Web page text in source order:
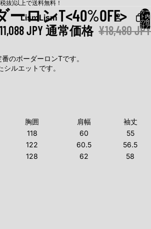
抜)以上で送料無料！
Lism Lism
カー
ト内
の合
計ア
イテ
ロンT<40%OFF>
JPY通常価格 ¥18,480 JPY
のボーダーロンTです。
ルエットです。
胸囲 肩幅
袖丈
118 60
55
122 60.5
56.5
128 62 58